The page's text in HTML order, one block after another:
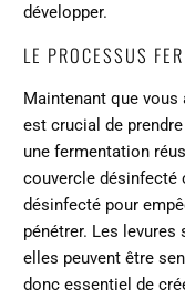
développer.
LE PROCESSUS
Maintenant que vous
est crucial de
une fermentation
couvercle désinfecté
désinfecté pour
pénétrer. Les
elles peuvent être
donc essentiel de